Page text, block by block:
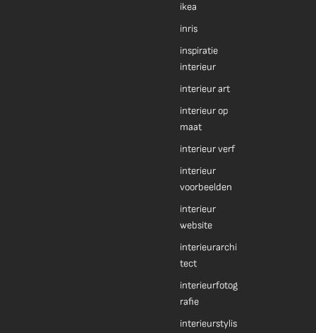
ikea
inris
inspiratie
interieur
interieur art
interieur op
maat
interieur verf
interieur
voorbeelden
interieur
website
interieurarchi
tect
interieurfotog
rafie
interieurstylis